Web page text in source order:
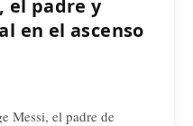
el padre y
en el ascenso
Messi, el padre de